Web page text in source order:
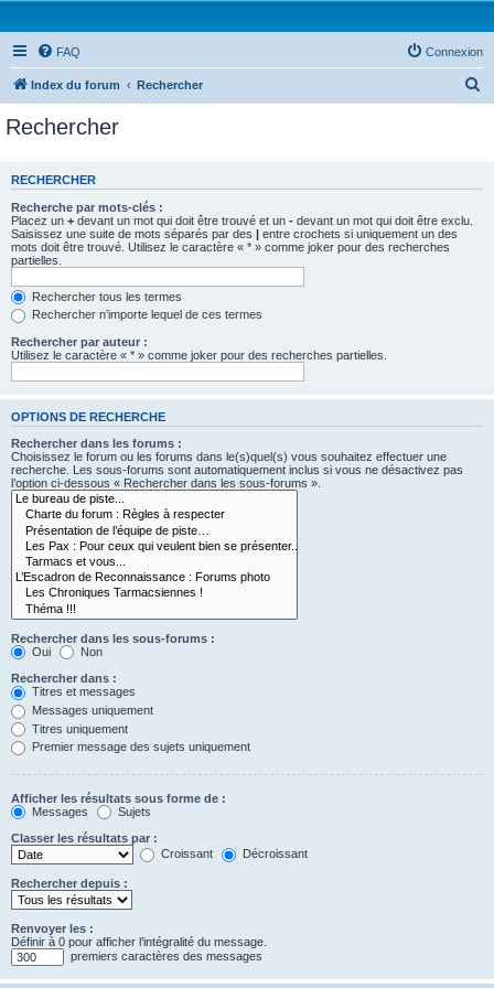
FAQ Connexion
Index du forum Rechercher
e
Rechercher
RECHERCHER
Recherche par mots-clés :
Placez un + devant un mot qui doit être trouvé et un - devant un mot qui doit être exclu.
Saisissez une suite de mots séparés par des | entre crochets si uniquement un des
mots doit être trouvé. Utilisez le caractère « * » comme joker pour des recherches
partielles.
Rechercher tous les termes
Rechercher n’importe lequel de ces termes
Rechercher par auteur :
Utilisez le caractère « * » comme joker pour des recherches partielles.
OPTIONS DE RECHERCHE
Rechercher dans les forums :
Choisissez le forum ou les forums dans le(s)quel(s) vous souhaitez effectuer une
recherche. Les sous-forums sont automatiquement inclus si vous ne désactivez pas
l’option ci-dessous « Rechercher dans les sous-forums ».
Rechercher dans les sous-forums :
Oui
Non
Rechercher dans :
Titres et messages
Messages uniquement
Titres uniquement
Premier message des sujets uniquement
Afficher les résultats sous forme de :
Messages
Sujets
Classer les résultats par :
Croissant
Décroissant
Rechercher depuis :
Renvoyer les :
Définir à 0 pour afficher l’intégralité du message.
premiers caractères des messages